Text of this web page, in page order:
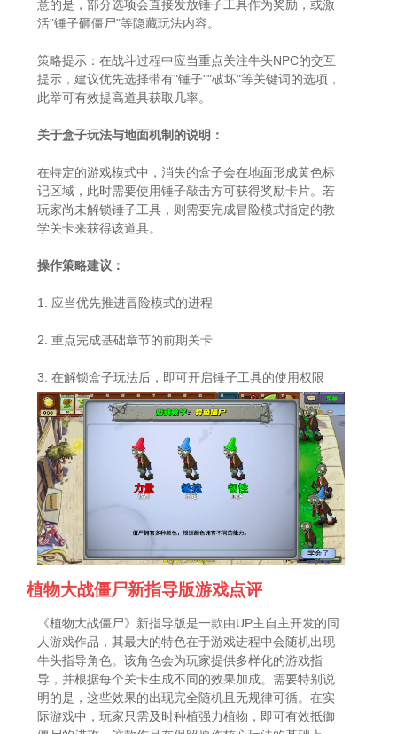
意的是，部分选项会直接发放锤子工具作为奖励，或激
活"锤子砸僵尸"等隐藏玩法内容。
策略提示：在战斗过程中应当重点关注牛头NPC的交互
提示，建议优先选择带有"锤子""破坏"等关键词的选项，
此举可有效提高道具获取几率。
关于盒子玩法与地面机制的说明：
在特定的游戏模式中，消失的盒子会在地面形成黄色标
记区域，此时需要使用锤子敲击方可获得奖励卡片。若
玩家尚未解锁锤子工具，则需要完成冒险模式指定的教
学关卡来获得该道具。
操作策略建议：
1. 应当优先推进冒险模式的进程
2. 重点完成基础章节的前期关卡
3. 在解锁盒子玩法后，即可开启锤子工具的使用权限
植物大战僵尸新指导版游戏点评
《植物大战僵尸》新指导版是一款由UP主自主开发的同
人游戏作品，其最大的特色在于游戏进程中会随机出现
牛头指导角色。该角色会为玩家提供多样化的游戏指
导，并根据每个关卡生成不同的效果加成。需要特别说
明的是，这些效果的出现完全随机且无规律可循。在实
际游戏中，玩家只需及时种植强力植物，即可有效抵御